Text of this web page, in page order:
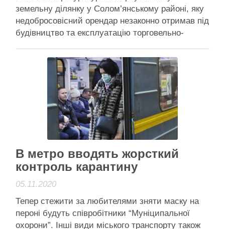
земельну ділянку у Солом’янському районі, яку
недобросовісний орендар незаконно отримав під
будівництво та експлуатацію торговельно-
передає Укрінформ, про це
повідомляє пресслужба Київської міської
прокуратури. “За сприяння Київської місцевої
прокуратури № 9 на користь територіальної
громади міста Києва
повернуто земельну ділянку площею 0,15 га та
вартістю …
Читати далі
Анонси
В метро вводять жорсткий
контроль карантину
05.11.2020
Тепер стежити за любителями зняти маску на
пероні будуть співробітники “Муніципальної
охорони”. Інші види міського транспорту також